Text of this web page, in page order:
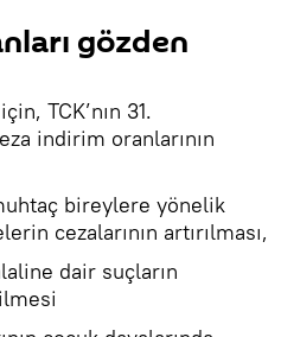
gözden
TCK’nın 31.
indirim oranlarının
bireylere yönelik
cezalarının artırılması,
dair suçların